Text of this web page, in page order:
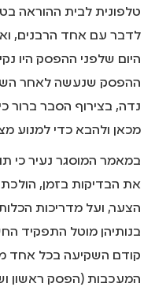
לדבר עם אחד הרבנים,
היום שלפני ההפסק היו
ההפסק שנעשה לאחר
נדה, בצירוף הסבר ברור
מכאן ולהבא כדי למנוע
במאמר המוסגר נעיר כי
את הבדיקות בזמן, הולכת
הצער, ועל מדריכות
בנותיהן מוטל התפקיד
קודם השקיעה בכל אחד
המעכבות (הפסק ראשון